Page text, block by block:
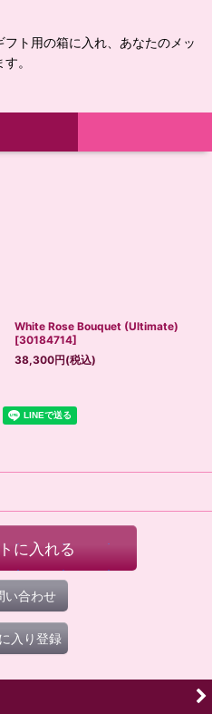
ト用の箱に入れ、あなたのメッ
。
White Rose Bouquet (Ultimate)
[30184714]
38,300円(税込)
に入れる
い合わせ
入り登録